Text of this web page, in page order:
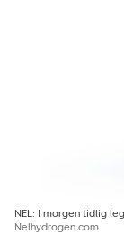
NEL: I morgen tidlig
Nelhydrogen.com